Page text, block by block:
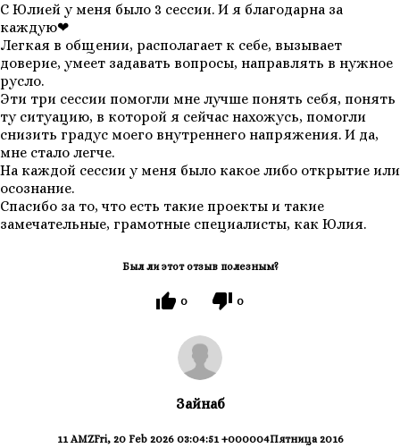
С Юлией у меня было 3 сессии. И я благодарна за
каждую❤
Легкая в общении, располагает к себе, вызывает
доверие, умеет задавать вопросы, направлять в нужное
русло.
Эти три сессии помогли мне лучше понять себя, понять
ту ситуацию, в которой я сейчас нахожусь, помогли
снизить градус моего внутреннего напряжения. И да,
мне стало легче.
На каждой сессии у меня было какое либо открытие или
осознание.
Спасибо за то, что есть такие проекты и такие
замечательные, грамотные специалисты, как Юлия.
Был ли этот отзыв полезным?
0 0
11 AMZFri, 20 Feb 2026 03:04:51 +000004Пятница 2016
Зайнаб